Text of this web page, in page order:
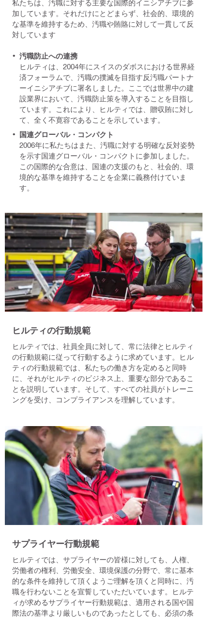
私たちは、汚職に対する主要な国際的イニシアチブに参
加しています。それだけにとどまらず、社会的、環境的
な基準を維持するため、汚職や賄賂に対して一貫して反
対しています
汚職防止への連携
ヒルティは、2004年にスイスのダボスにおける世界経
済フォーラムで、汚職の撲滅を目指す反汚職パートナ
ーイニシアチブに署名しました。ここでは世界中の建
設業界において、汚職防止策を導入することを目指し
ています。これにより、ヒルティでは、贈収賄に対し
て、全く不寛容であることを示しています。
国連グローバル・コンパクト
2006年に私たちはまた、汚職に対する明確な反対姿勢
を示す国連グローバル・コンパクトに参加しました。
この国際的な合意は、国連の支援のもと、社会的、環
境的な基準を維持することを企業に義務付けていま
す。
ヒルティの行動規範
ヒルティでは、社員全員に対して、常に法律とヒルティ
の行動規範に従って行動するように求めています。ヒル
ティの行動規範では、私たちの働き方を定めると同時
に、それがヒルティのビジネス上、重要な部分であるこ
とを説明しています。そして、すべての社員がトレーニ
ングを受け、コンプライアンスを理解しています。
サプライヤー行動規範
ヒルティでは、サプライヤーの皆様に対しても、人権、
労働者の権利、労働安全、環境保護の分野で、常に基本
的な条件を維持して頂くようご理解を頂くと同時に、汚
職を行わないことを宣誓していただいています。ヒルテ
ィが求めるサプライヤー行動規範は、適用される国や国
際法の基準より厳しいものであったとしても、必須の条